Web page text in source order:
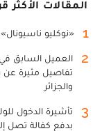
المقالات الأكثر
1 «نوكليو
2
العميل السابق
تفاصيل مثيرة عن
والجزائر
3
بدفع كفالة تصل إلى 20 ألف